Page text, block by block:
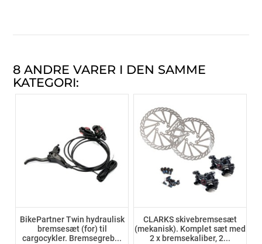
8 ANDRE VARER I DEN SAMME
KATEGORI:
BikePartner Twin hydraulisk
bremsesæt (for) til
cargocykler. Bremsegreb...
CLARKS skivebremsesæt
(mekanisk). Komplet sæt med
2 x bremsekaliber, 2...